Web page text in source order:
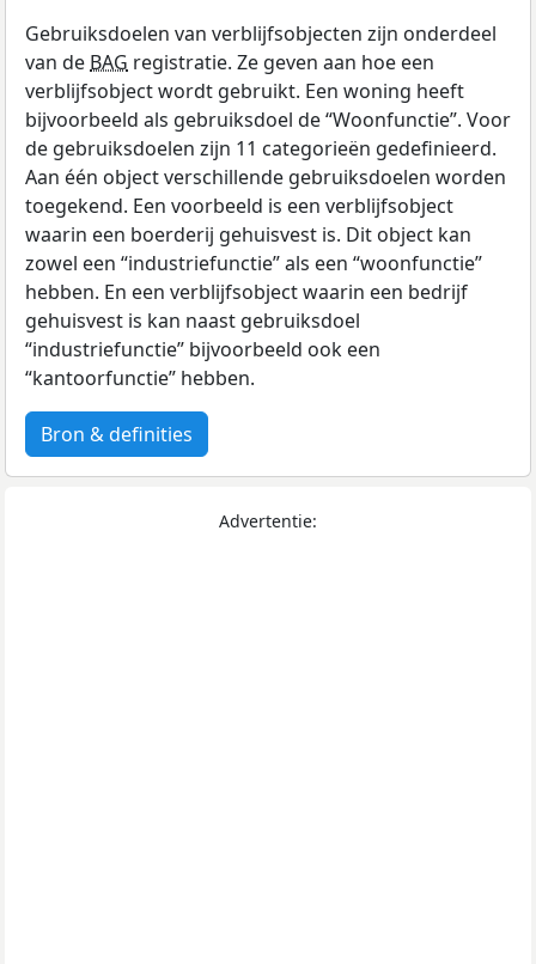
Gebruiksdoelen van verblijfsobjecten zijn onderdeel
van de BAG registratie. Ze geven aan hoe een
verblijfsobject wordt gebruikt. Een woning heeft
bijvoorbeeld als gebruiksdoel de “Woonfunctie”. Voor
de gebruiksdoelen zijn 11 categorieën gedefinieerd.
Aan één object verschillende gebruiksdoelen worden
toegekend. Een voorbeeld is een verblijfsobject
waarin een boerderij gehuisvest is. Dit object kan
zowel een “industriefunctie” als een “woonfunctie”
hebben. En een verblijfsobject waarin een bedrijf
gehuisvest is kan naast gebruiksdoel
“industriefunctie” bijvoorbeeld ook een
“kantoorfunctie” hebben.
Bron & definities
Advertentie: